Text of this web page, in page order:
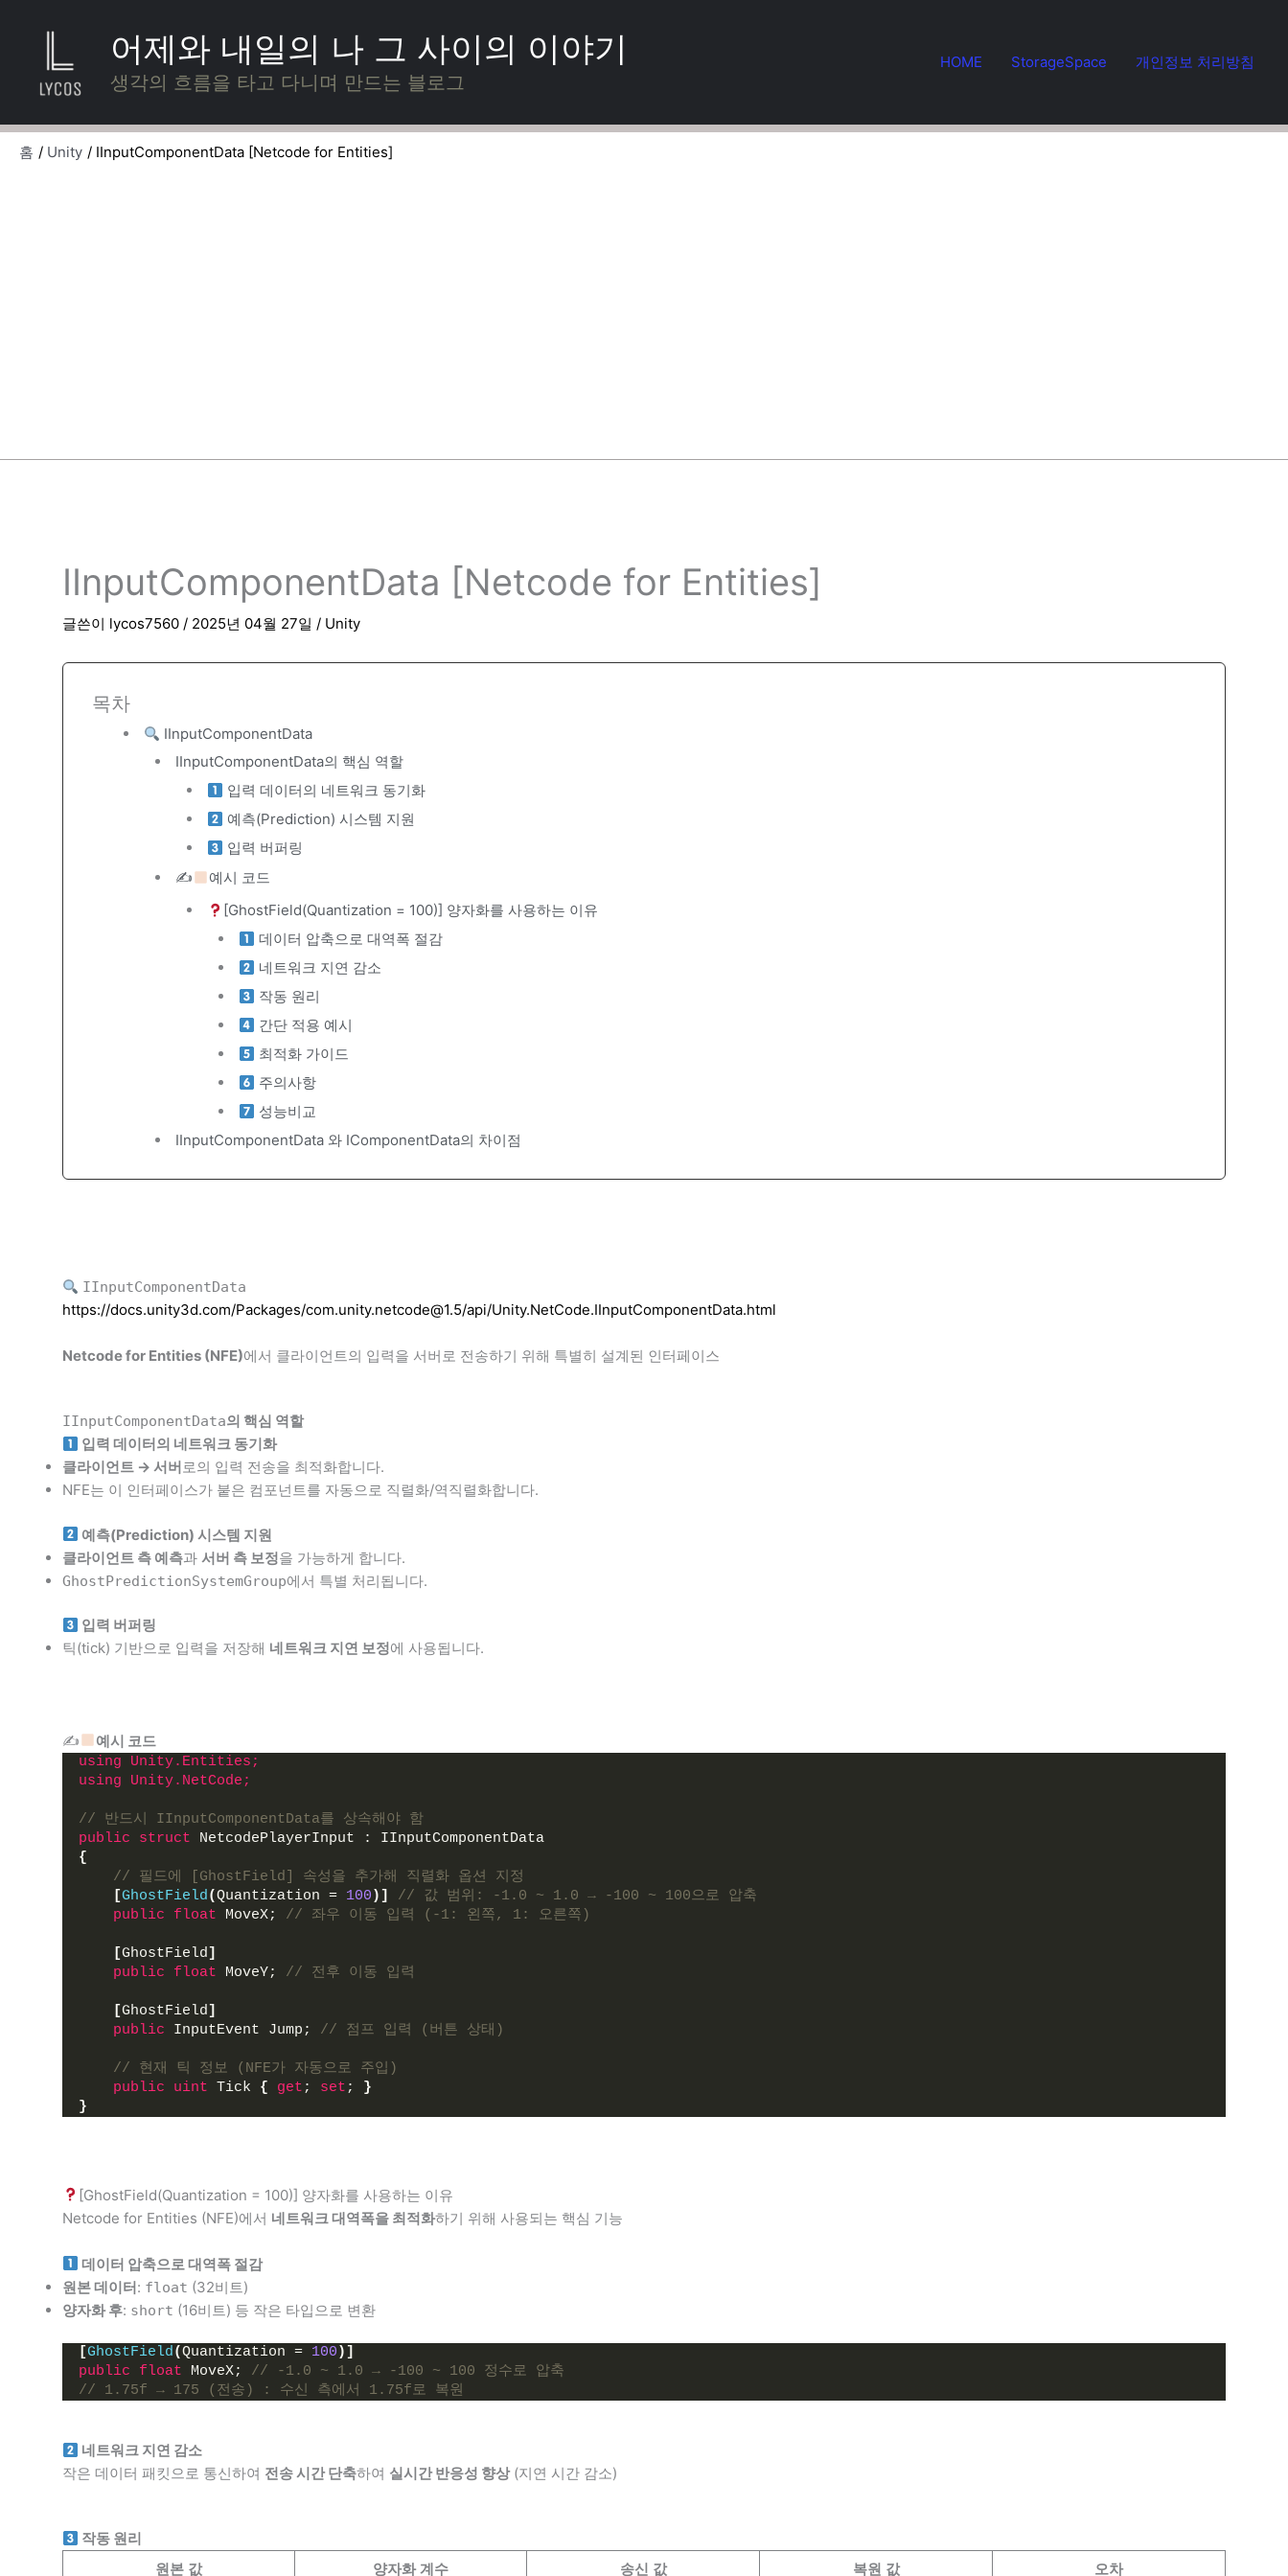
너
어제와 내일의 나 그 사이의 이야기
생각의 흐름을 타고 다니며 만드는 블로그
HOME StorageSpace 개인정보 처리방침
홈 Unity IInputComponentData [Netcode for Entities]
IInputComponentData [Netcode for Entities]
글쓴이 lycos7560 / 2025년 04월 27일 / Unity
목차
IInputComponentData
IInputComponentData의 핵심 역할
입력 데이터의 네트워크 동기화
예측(Prediction) 시스템 지원
입력 버퍼링
✍
예시 코드
[GhostField(Quantization = 100)] 양자화를 사용하는 이유
데이터 압축으로 대역폭 절감
네트워크 지연 감소
작동 원리
간단 적용 예시
최적화 가이드
주의사항
성능비교
IInputComponentData 와 IComponentData의 차이점
IInputComponentData
https://docs.unity3d.com/Packages/com.unity.netcode@1.5/api/Unity.NetCode.IInputComponentData.html
Netcode for Entities (NFE)에서 클라이언트의 입력을 서버로 전송하기 위해 특별히 설계된 인터페이스
IInputComponentData의 핵심 역할
입력 데이터의 네트워크 동기화
클라이언트 → 서버로의 입력 전송을 최적화합니다.
NFE는 이 인터페이스가 붙은 컴포넌트를 자동으로 직렬화/역직렬화합니다.
예측(Prediction) 시스템 지원
클라이언트 측 예측과 서버 측 보정을 가능하게 합니다.
GhostPredictionSystemGroup에서 특별 처리됩니다.
입력 버퍼링
틱(tick) 기반으로 입력을 저장해 네트워크 지연 보정에 사용됩니다.
✍ 예시 코드
using Unity.Entities;
using Unity.NetCode;
// 반드시 IInputComponentData를 상속해야 함
public
struct NetcodePlayerInput : IInputComponentData
{
// 필드에 [GhostField] 속성을 추가해 직렬화 옵션 지정
[GhostField(Quantization = 100 )]
// 값 범위: -1.0 ~ 1.0 → -100 ~ 100으로 압축
public
float MoveX; // 좌우 이동 입력 (-1: 왼쪽, 1: 오른쪽)
[GhostField]
public
float MoveY; // 전후 이동 입력
[GhostField]
public InputEvent Jump; // 점프 입력 (버튼 상태)
// 현재 틱 정보 (NFE가 자동으로 주입)
public
uint Tick { get ; set ; }
}
[GhostField(Quantization = 100)] 양자화를 사용하는 이유
Netcode for Entities (NFE)에서 네트워크 대역폭을 최적화하기 위해 사용되는 핵심 기능
데이터 압축으로 대역폭 절감
원본 데이터: float (32비트)
양자화 후: short (16비트) 등 작은 타입으로 변환
[GhostField(Quantization = 100 )]
public
float MoveX; // -1.0 ~ 1.0 → -100 ~ 100 정수로 압축
// 1.75f → 175 (전송) : 수신 측에서 1.75f로 복원
네트워크 지연 감소
작은 데이터 패킷으로 통신하여 전송 시간 단축하여 실시간 반응성 향상(지연 시간 감소)
작동 원리
원본 값
양자화 계수 송신 값 복원 값 오차